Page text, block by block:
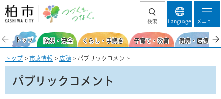
柏市 つづくを、
検索 Language メニュー
トップ 防災・安全 くらし・手続き 子育て・教育 健康・医療・
トップ > 市政情報 > 広聴 > パブリックコメント
パブリックコメント